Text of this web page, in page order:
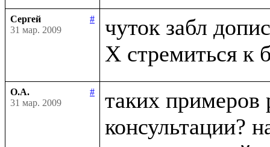
Сергей
#
31 мар. 2009
чуток забл
О.А.
#
31 мар. 2009
таких
консультации?